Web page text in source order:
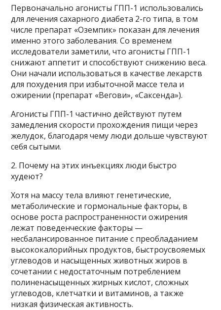
Первоначально агонисты ГПП-1 использовались
для лечения сахарного диабета 2-го типа, в том
числе препарат «Оземпик» показан для лечения
именно этого заболевания. Со временем
исследователи заметили, что агонисты ГПП-1
снижают аппетит и способствуют снижению веса.
Они начали использоваться в качестве лекарств
для похудения при избыточной массе тела и
ожирении (препарат «Вегови», «Саксенда»).
Агонисты ГПП-1 частично действуют путем
замедления скорости прохождения пищи через
желудок, благодаря чему люди дольше чувствуют
себя сытыми.
2. Почему на этих инъекциях люди быстро
худеют?
Хотя на массу тела влияют генетические,
метаболические и гормональные факторы, в
основе роста распространенности ожирения
лежат поведенческие факторы —
несбалансированное питание с преобладанием
высококалорийных продуктов, быстроусвояемых
углеводов и насыщенных животных жиров в
сочетании с недостаточным потреблением
полиненасыщенных жирных кислот, сложных
углеводов, клетчатки и витаминов, а также
низкая физическая активность.